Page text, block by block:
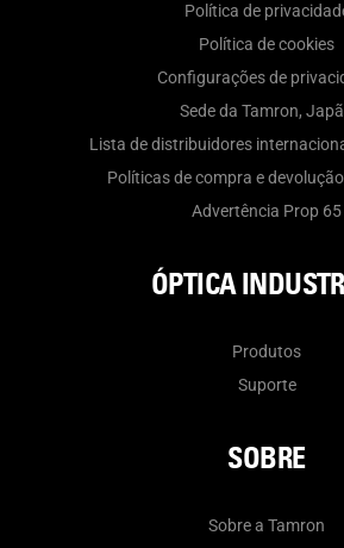
Política de
Política de cookies
Configurações de
Sede da Tamron,
Lista de distribuidores
Políticas de compra e
Advertência Prop 65
ÓPTICA
Produtos
Suporte
SOBRE
Sobre a Tamron